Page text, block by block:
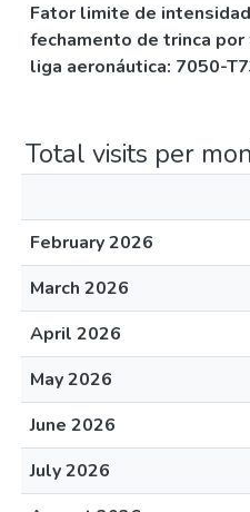
Fator limite de
fechamento de trinca por
liga aeronáutica: 7050-
Total visits per
February 2026
March 2026
April 2026
May 2026
June 2026
July 2026